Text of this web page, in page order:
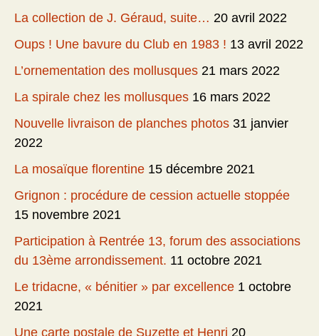
La collection de J. Géraud, suite… 20 avril 2022
Oups ! Une bavure du Club en 1983 ! 13 avril 2022
L’ornementation des mollusques 21 mars 2022
La spirale chez les mollusques 16 mars 2022
Nouvelle livraison de planches photos 31 janvier
2022
La mosaïque florentine 15 décembre 2021
Grignon : procédure de cession actuelle stoppée
15 novembre 2021
Participation à Rentrée 13, forum des associations
du 13ème arrondissement. 11 octobre 2021
Le tridacne, « bénitier » par excellence 1 octobre
2021
Une carte postale de Suzette et Henri 20